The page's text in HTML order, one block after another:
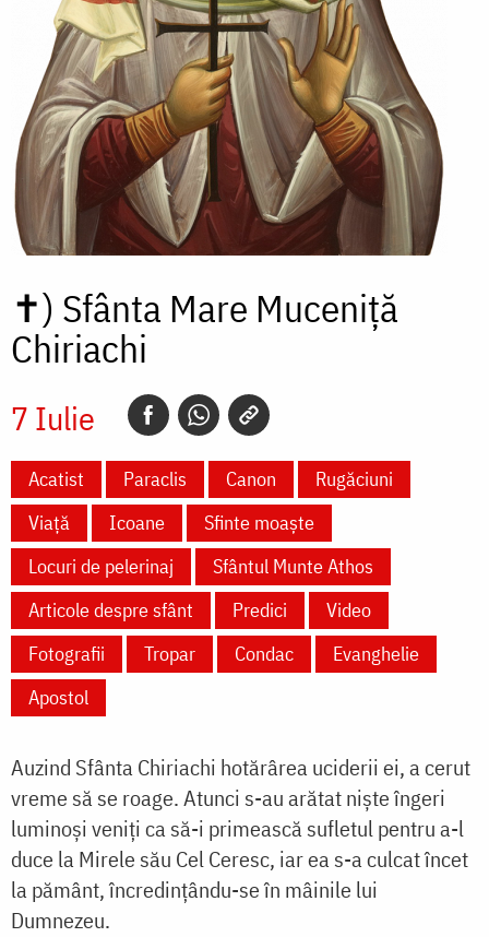
✝) Sfânta Mare Muceniță
Chiriachi
7 Iulie
Acatist Paraclis Canon
Rugăciuni
Viață
Icoane
Sfinte moaște
Locuri de pelerinaj
Sfântul Munte Athos
Articole despre sfânt
Predici
Video
Fotografii
Tropar Condac
Evanghelie
Apostol
Auzind Sfânta Chiriachi hotărârea uciderii ei, a cerut
vreme să se roage. Atunci s-au arătat niște îngeri
luminoși veniți ca să-i primească sufletul pentru a-l
duce la Mirele său Cel Ceresc, iar ea s-a culcat încet
la pământ, încredințându-se în mâinile lui
Dumnezeu.